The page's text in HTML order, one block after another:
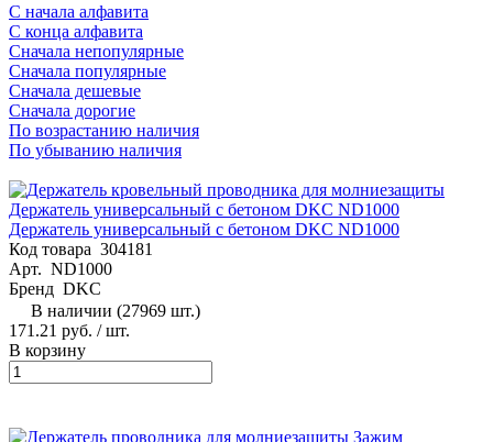
С начала алфавита
С конца алфавита
Сначала непопулярные
Сначала популярные
Сначала дешевые
Сначала дорогие
По возрастанию наличия
По убыванию наличия
Держатель универсальный с бетоном DKC ND1000
Код товара 304181
Арт. ND1000
Бренд DKC
В наличии (27969 шт.)
171.21 руб. / шт.
В корзину